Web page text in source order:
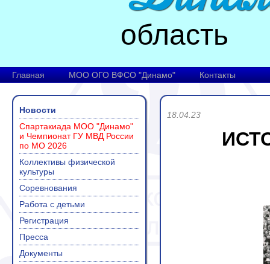
область
Главная МОО ОГО ВФСО "Динамо" Контакты
Новости
Спартакиада МОО "Динамо"
и Чемпионат ГУ МВД России
по МО 2026
Коллективы физической
культуры
Соревнования
Работа с детьми
Регистрация
Пресса
Документы
18.04.23